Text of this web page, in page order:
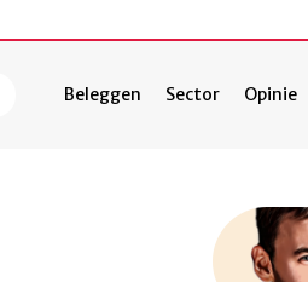
Beleggen Sector Opinie